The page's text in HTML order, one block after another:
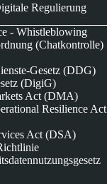
Regulierung
- Whistleblowing
(Chatkontrolle)
Gesetz (DDG)
(DigiG)
Act (DMA)
Resilience Act
Act (DSA)